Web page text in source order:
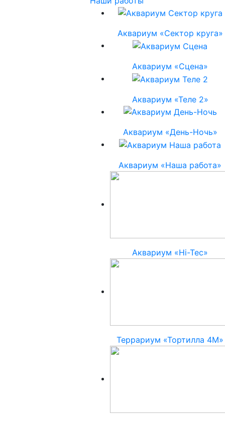
Аквариум «Сектор круга»
Аквариум «Сцена»
Аквариум «Теле 2»
Аквариум «День-Ночь»
Аквариум «Наша работа»
Аквариум «Hi-Tec»
Террариум «Тортилла 4М»